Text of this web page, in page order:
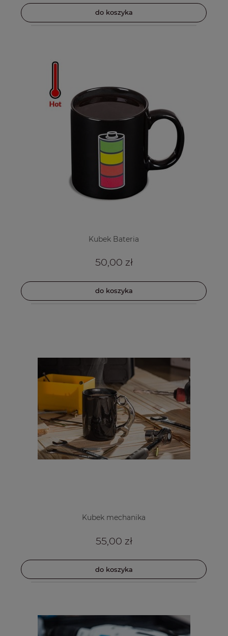
do koszyka
Kubek Bateria
50,00 zł
do koszyka
Kubek mechanika
55,00 zł
do koszyka